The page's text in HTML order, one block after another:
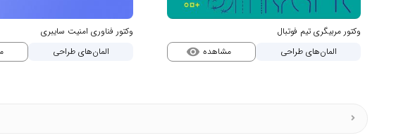
وکتور مربیگری تیم فوتبال
المان‌های طراحی
مشاهده visibility
وکتور فناوری امنیت سایبری
المان‌های طراحی